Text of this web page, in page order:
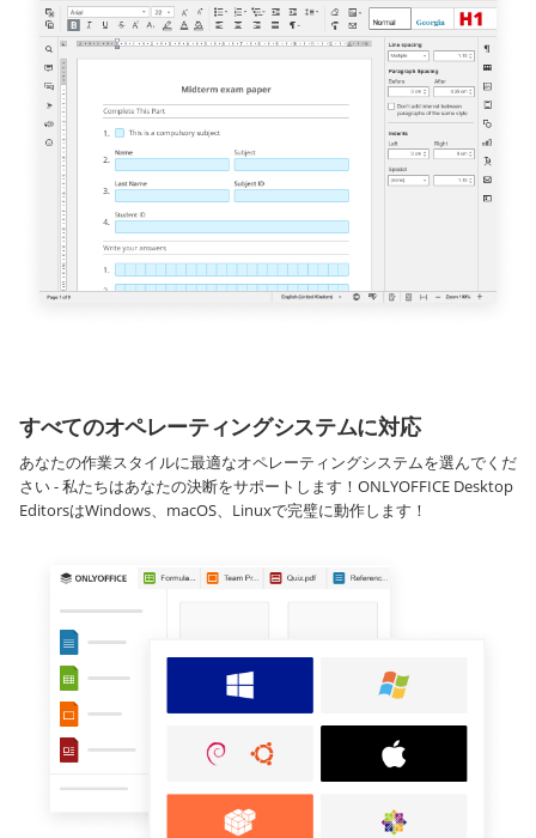
すべてのオペレーティングシステムに対応
あなたの作業スタイルに最適なオペレーティングシステムを選んでくだ
さい - 私たちはあなたの決断をサポートします！ONLYOFFICE Desktop
EditorsはWindows、macOS、Linuxで完璧に動作します！